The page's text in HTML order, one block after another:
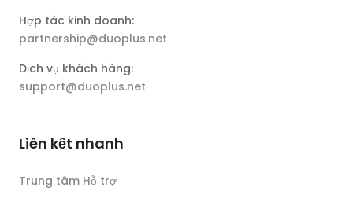
Hợp tác kinh doanh:
partnership@duoplus.net
Dịch vụ khách hàng:
support@duoplus.net
Liên kết nhanh
Trung tâm Hỗ trợ